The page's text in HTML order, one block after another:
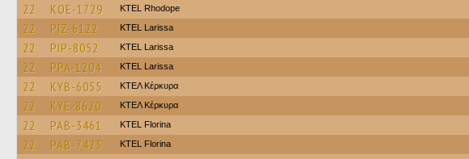
22 KOE-1729 KTEL Rhodope
22 PIZ-6122 KTEL Larissa
22 PIP-8052 KTEL Larissa
22 PPA-1204 KTEL Larissa
22 KYB-6055 ΚΤΕΛ Κέρκυρα
22 KYE-8620 ΚΤΕΛ Κέρκυρα
22 PAB-3461 KTEL Florina
22 PAB-7423 KTEL Florina